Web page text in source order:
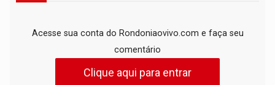
Acesse sua conta do Rondoniaovivo.com e faça seu
comentário
Clique aqui para entrar